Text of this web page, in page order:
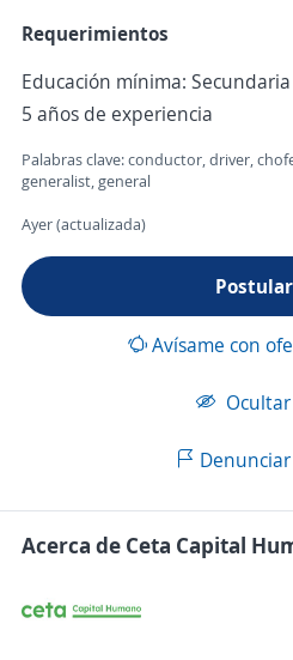
Requerimientos
Educación mínima: Secundaria
5 años de experiencia
Palabras clave: conductor, driver,
generalist, general
Ayer (actualizada)
Avísame con
Acerca de Ceta Capital